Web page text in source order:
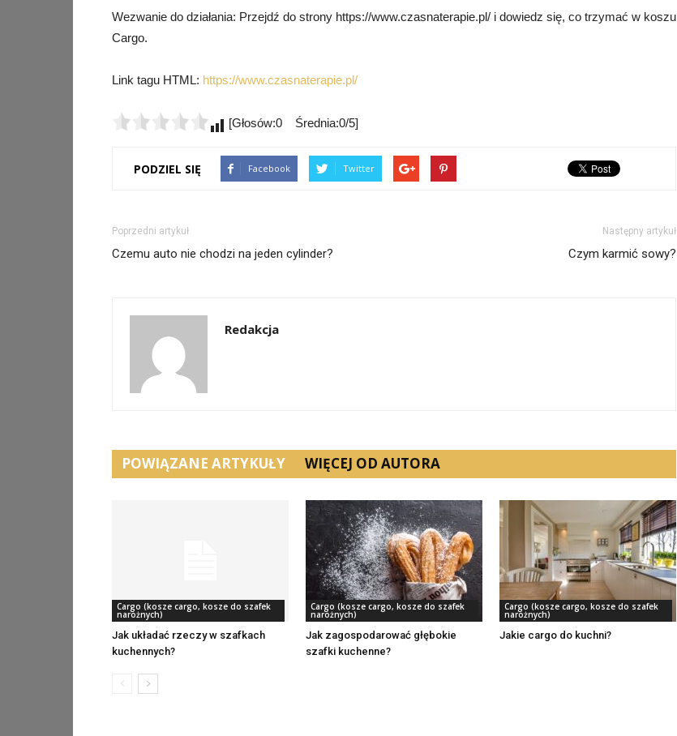
Wezwanie do działania: Przejdź do strony https://www.czasnaterapie.pl/ i dowiedz się, co trzymać w koszu
Cargo.
Link tagu HTML: https://www.czasnaterapie.pl/
[Głosów:0 Średnia:0/5]
PODZIEL SIĘ Facebook Twitter
Poprzedni artykuł
Czemu auto nie chodzi na jeden cylinder?
Następny artykuł
Czym karmić sowy?
Redakcja
POWIĄZANE ARTYKUŁY WIĘCEJ OD AUTORA
Cargo (kosze cargo, kosze do szafek
narożnych)
Jak układać rzeczy w szafkach
kuchennych?
Cargo (kosze cargo, kosze do szafek
narożnych)
Jak zagospodarować głębokie
szafki kuchenne?
Cargo (kosze cargo, kosze do szafek
narożnych)
Jakie cargo do kuchni?